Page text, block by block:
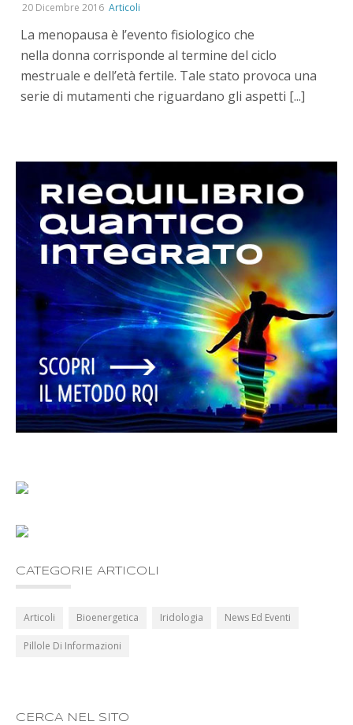
20 Dicembre 2016 Articoli
La menopausa è l’evento fisiologico che
nella donna corrisponde al termine del ciclo
mestruale e dell’età fertile. Tale stato provoca una
serie di mutamenti che riguardano gli aspetti [...]
CATEGORIE ARTICOLI
Articoli Bioenergetica Iridologia News Ed Eventi
Pillole Di Informazioni
CERCA NEL SITO